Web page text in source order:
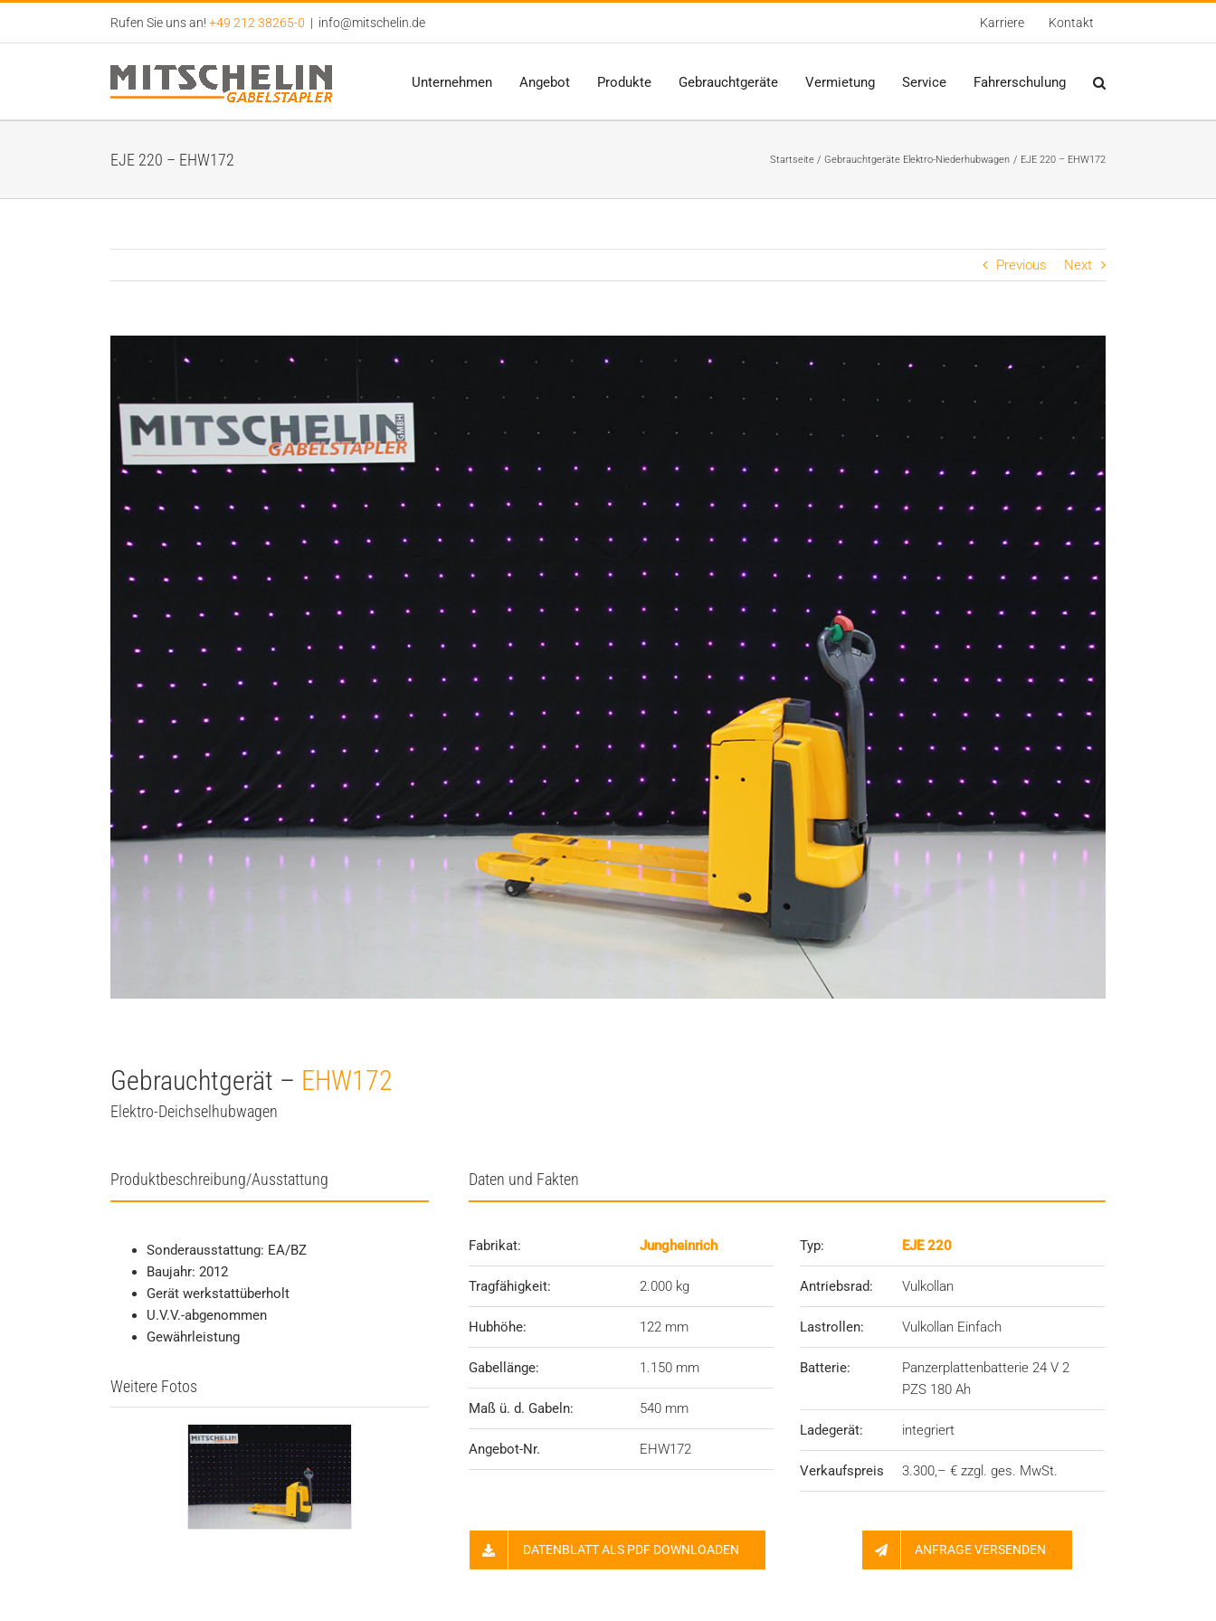
Rufen Sie uns an! +49 212 38265-0 | info@mitschelin.de Karriere Kontakt
Unternehmen Angebot Produkte Gebrauchtgeräte Vermietung Service Fahrerschulung
EJE 220 – EHW172 Startseite Gebrauchtgeräte Elektro-Niederhubwagen EJE 220 – EHW172
Previous Next
Gebrauchtgerät – EHW172
Elektro-Deichselhubwagen
Produktbeschreibung/Ausstattung
Sonderausstattung: EA/BZ
Baujahr: 2012
Gerät werkstattüberholt
U.V.V.-abgenommen
Gewährleistung
Weitere Fotos
Daten und Fakten
Fabrikat: Jungheinrich
Tragfähigkeit: 2.000 kg
Hubhöhe: 122 mm
Gabellänge: 1.150 mm
Maß ü. d. Gabeln: 540 mm
Angebot-Nr. EHW172
Typ: EJE 220
Antriebsrad: Vulkollan
Lastrollen: Vulkollan Einfach
Batterie:
Panzerplattenbatterie 24 V 2
PZS 180 Ah
Ladegerät: integriert
Verkaufspreis 3.300,– € zzgl. ges. MwSt.
DATENBLATT ALS PDF DOWNLOADEN ANFRAGE VERSENDEN